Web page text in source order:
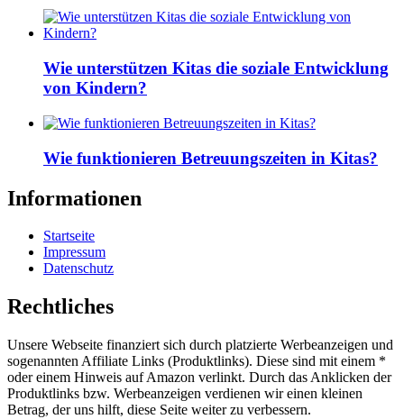
Wie unterstützen Kitas die soziale Entwicklung
von Kindern?
Wie funktionieren Betreuungszeiten in Kitas?
Informationen
Startseite
Impressum
Datenschutz
Rechtliches
Unsere Webseite finanziert sich durch platzierte Werbeanzeigen und
sogenannten Affiliate Links (Produktlinks). Diese sind mit einem *
oder einem Hinweis auf Amazon verlinkt. Durch das Anklicken der
Produktlinks bzw. Werbeanzeigen verdienen wir einen kleinen
Betrag, der uns hilft, diese Seite weiter zu verbessern.